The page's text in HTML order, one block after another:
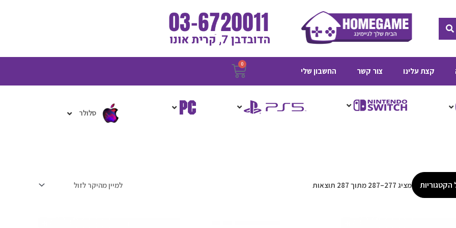
חיפוש
קצת עלינו צור קשר החשבון שלי
0 עגלת
קניות
סלולר
הקטגוריות מציג 277–287 מתוך 287 תוצאות